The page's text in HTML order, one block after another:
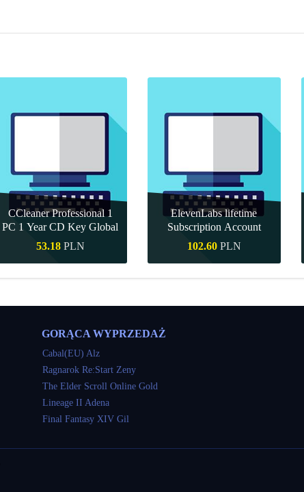
CCleaner Professional 1
PC 1 Year CD Key Global
53.18 PLN
Szybki zakup
ElevenLabs lifetime
Subscription Account
102.60 PLN
Szybki zakup
GORĄCA WYPRZEDAŻ
Cabal(EU) Alz
Ragnarok Re:Start Zeny
The Elder Scroll Online Gold
Lineage II Adena
Final Fantasy XIV Gil